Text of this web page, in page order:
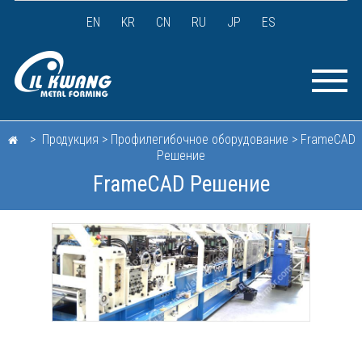
EN KR CN RU JP ES
> Продукция > Профилегибочное оборудование > FrameCAD
Решение
FrameCAD Решение